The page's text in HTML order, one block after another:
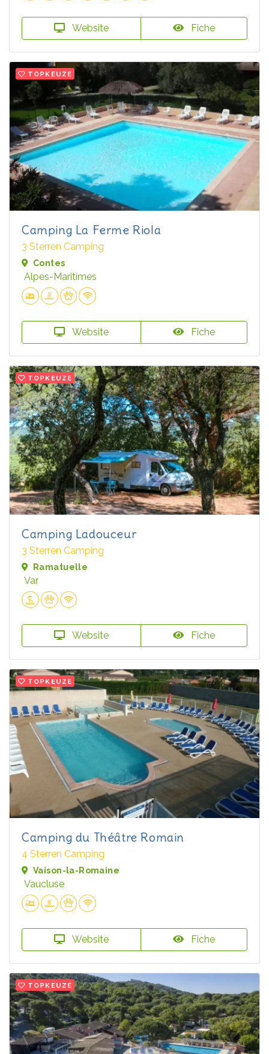
Website Fiche
TOPKEUZE
Camping La Ferme Riola
3 Sterren Camping
Contes
Alpes-Maritimes
Website Fiche
TOPKEUZE
Camping Ladouceur
3 Sterren Camping
Ramatuelle
Var
Website Fiche
TOPKEUZE
Camping du Théâtre Romain
4 Sterren Camping
Vaison-la-Romaine
Vaucluse
Website Fiche
TOPKEUZE